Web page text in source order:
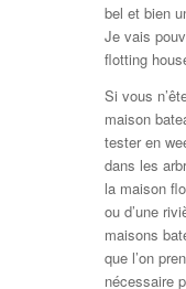
bel et bien
Je vais
flotting
Si vous
maison
tester en
dans les
la maison
ou d’une
maisons
que l’on
nécessaire